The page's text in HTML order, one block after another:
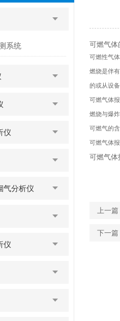
系统
仪
气分析仪
仪
可燃气体
可燃性气
燃烧是伴
的或从设
可燃气体
燃烧与爆
可燃气的
可燃气体
可燃气体
上一篇
下一篇